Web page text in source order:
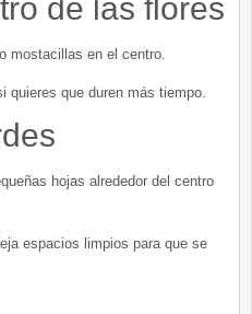
de las flores
mostacillas en el centro.
quieres que duren más tiempo.
hojas alrededor del centro
espacios limpios para que se